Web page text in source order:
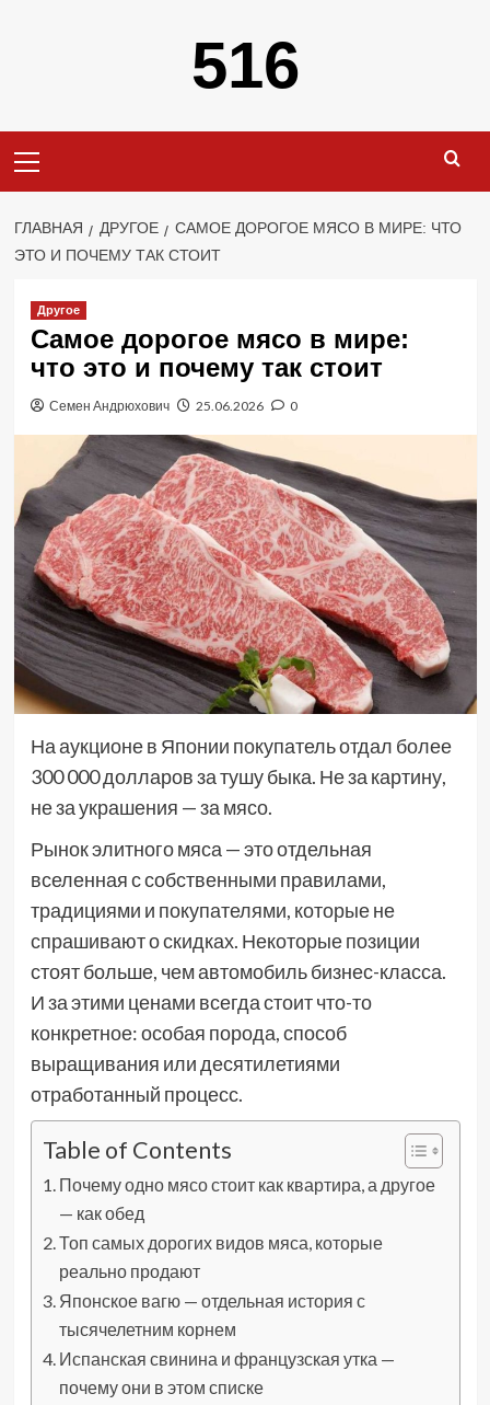
516
меню
ГЛАВНАЯ ДРУГОЕ
САМОЕ ДОРОГОЕ МЯСО В МИРЕ: ЧТО
ЭТО И ПОЧЕМУ ТАК СТОИТ
Другое
Самое дорогое мясо в мире:
что это и почему так стоит
Семен Андрюхович 25.06.2026 0
На аукционе в Японии покупатель отдал более
300 000 долларов за тушу быка. Не за картину,
не за украшения — за мясо.
Рынок элитного мяса — это отдельная
вселенная с собственными правилами,
традициями и покупателями, которые не
спрашивают о скидках. Некоторые позиции
стоят больше, чем автомобиль бизнес-класса.
И за этими ценами всегда стоит что-то
конкретное: особая порода, способ
выращивания или десятилетиями
отработанный процесс.
Table of Contents
Почему одно мясо стоит как квартира, а другое
— как обед
Топ самых дорогих видов мяса, которые
реально продают
Японское вагю — отдельная история с
тысячелетним корнем
Испанская свинина и французская утка —
почему они в этом списке